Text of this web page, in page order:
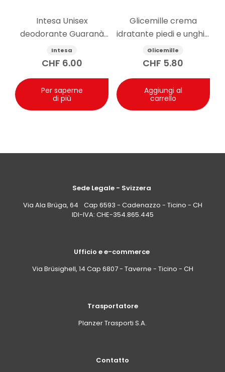
Intesa Unisex
deodorante Guaranà
125ml
Intesa
CHF 6.00
Per saperne
di più
Glicemille crema
idratante piedi e unghie
100ml
Glicemille
CHF 5.80
Aggiungi al
carrello
Sede Legale - Svizzera
Via Ala Brüga, 64 Cap 6593 - Cadenazzo - Ticino - CH
IDI-IVA: CHE-354.865.445
Ufficio e e-commerce
Via Brüsighell, 14 Cap 6807 - Taverne - Ticino - CH
Trasportatore
Planzer Trasporti S.A.
Contatto